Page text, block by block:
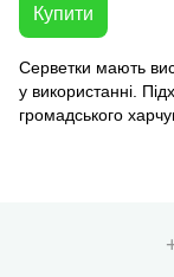
Купити
Серветки мають
у використанні.
громадського